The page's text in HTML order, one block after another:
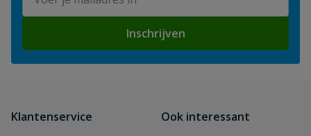
Inschrijven
Klantenservice
Ook interessant